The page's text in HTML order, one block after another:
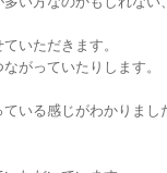
いただきます。
がっていたりします。
いる感じがわかりまし